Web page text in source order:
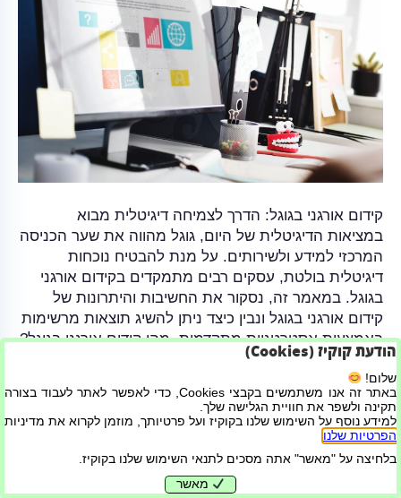
קידום אורגני בגוגל: הדרך לצמיחה דיגיטלית מבוא
במציאות הדיגיטלית של היום, גוגל מהווה את שער הכניסה
המרכזי למידע ולשירותים. על מנת להבטיח נוכחות
דיגיטלית בולטת, עסקים רבים מתמקדים בקידום אורגני
בגוגל. במאמר זה, נסקור את החשיבות והיתרונות של
קידום אורגני בגוגל ונבין כיצד ניתן להשיג תוצאות מרשימות
באמצעות אסטרטגיות מתקדמות. מהו קידום אורגני בגוגל?
קידום…
קרא עוד
בניית אתרים ושיווק דיגיטלי
הודעת קוקיז (Cookies)
שלום!
באתר זה אנו משתמשים בקבצי Cookies, כדי לאפשר לאתר לעבוד בצורה
תקינה ולשפר את חוויית הגלישה שלך.
למידע נוסף על השימוש שלנו בקוקיז ועל פרטיותך, מוזמן לקרוא את מדיניות
הפרטיות שלנו
בלחיצה על "מאשר" אתה מסכים לתנאי השימוש שלנו בקוקיז.
מאשר